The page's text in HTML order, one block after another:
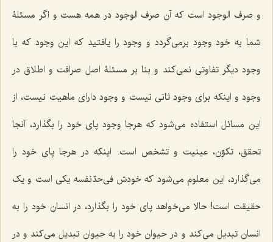
و صرف الوجود است که آن صرف الوجود در همه هست و اگر مسئلۀ
شما به خود وجود برمی‌گردد و وجود را یافتید که این وجود که با
وجود دیگر تفاوتی نمی‌کند و بنا بر مسئلۀ اصل صرافت و اطلاق در
وجود و اینکه برای وجود ثانی نیست و وجود دارای ماهیت نیست، از
این مسائل استفاده می‌شود که هرجا وجود پای خود را بگذارد، آنجا
تحقق، تکوّن، عینیت و تشخص است. اینکه در هرجا پای خود را
می‌گذارد، این معلوم می‌شود که خودش فی‌حدّنفسه یکی است و یک
حقیقت است! حالا می‌خواهد پای خود را بگذارد، در انسان خود را به
انسان تبدیل می‌کند و در حیوان خود را به حیوان تبدیل می‌کند و در